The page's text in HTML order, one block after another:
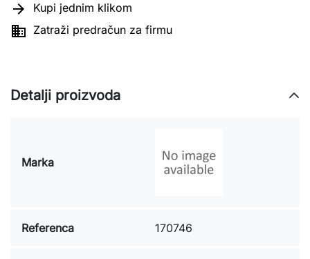
 Kupi jednim klikom
 Zatraži predračun za firmu
Detalji proizvoda
Marka
Referenca 170746